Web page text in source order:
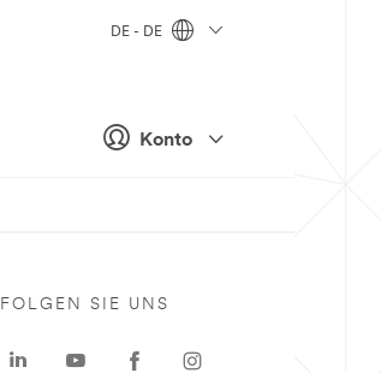
Konto
DE - DE
FOLGEN SIE UNS